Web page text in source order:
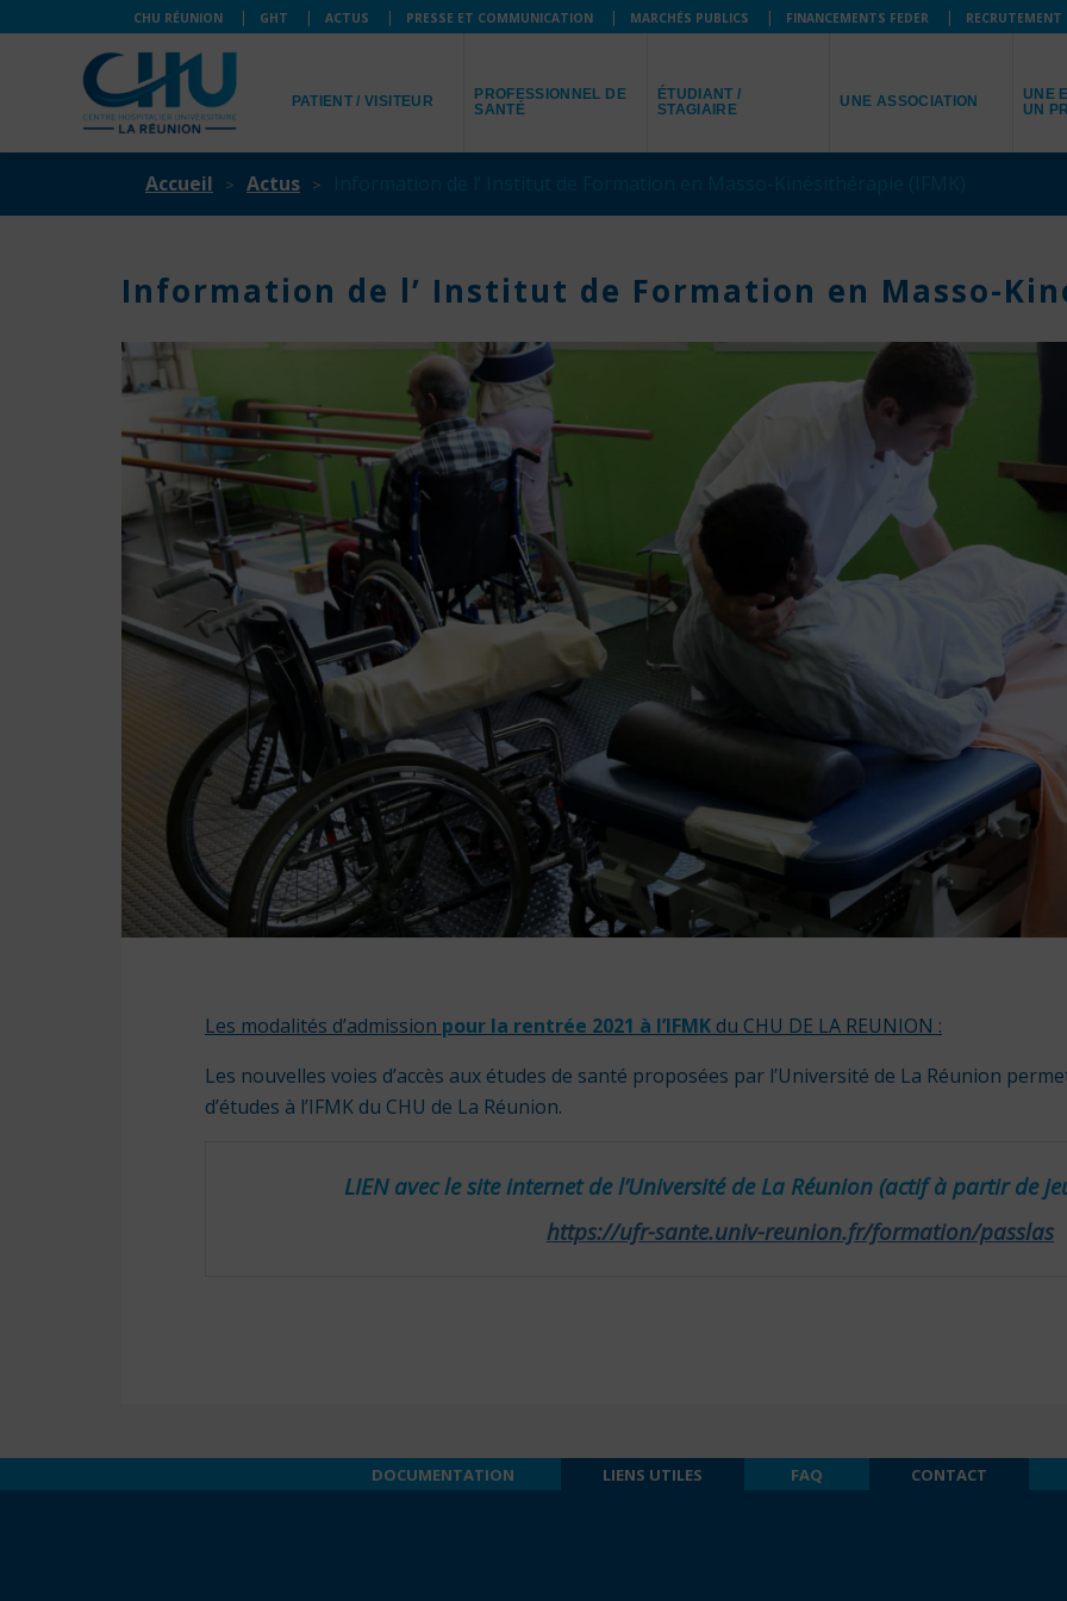
CHU RÉUNION GHT ACTUS PRESSE ET COMMUNICATION MARCHÉS PUBLICS FINANCEMENTS FEDER RECRUTEMENT
PATIENT / VISITEUR
PROFESSIONNEL DE
SANTÉ
ÉTUDIANT /
STAGIAIRE
UNE ASSOCIATION
UNE
UN
Accueil Actus
Information de l’ Institut de Formation en Masso-
Les modalités d’admission pour la rentrée 2021 à l’IFMK du CHU DE LA REUNION :
Les nouvelles voies d’accès aux études de santé proposées par l’Université de La Réunion
d’études à l’IFMK du CHU de La Réunion.
LIEN avec le site internet de l’Université de La Réunion (actif à partir de
https://ufr-sante.univ-reunion.fr/formation/passlas
DOCUMENTATION LIENS UTILES FAQ CONTACT